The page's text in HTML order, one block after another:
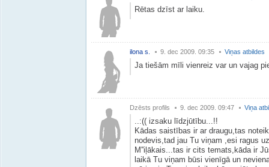
Rētas dzīst ar laiku.
ilona s. 9. dec 2009. 09:35 Viņas atbildes
Ja tiešām mīli vienreiz var un vajag
Dzēsts profils 9. dec 2009. 09:47 Viņa
..:(( izsaku līdzjūtību...!!
Kādas saistības ir ar draugu,tas
nodevis,tad jau Tu viņam ,esi ragus
M''iļākais...tas ir cits temats,kāda ir
laikā Tu viņam būsi vienīgā un